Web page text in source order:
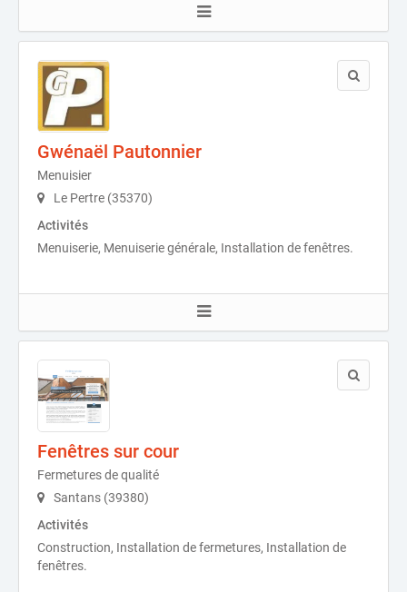
Gwénaël Pautonnier
Menuisier
Le Pertre (35370)
Activités
Menuiserie, Menuiserie générale, Installation de fenêtres.
Fenêtres sur cour
Fermetures de qualité
Santans (39380)
Activités
Construction, Installation de fermetures, Installation de
fenêtres.